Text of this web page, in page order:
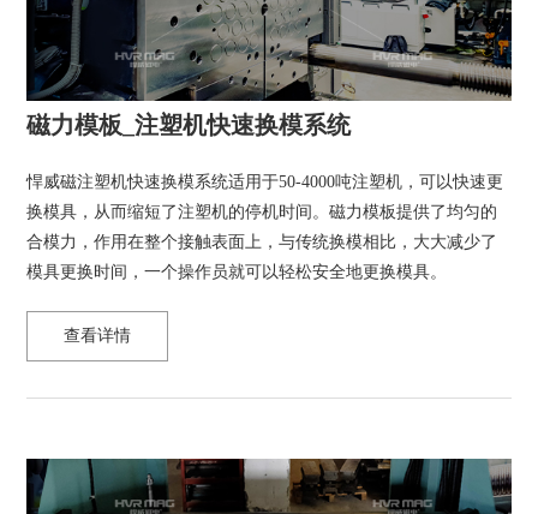
磁力模板_注塑机快速换模系统
悍威磁注塑机快速换模系统适用于50-4000吨注塑机，可以快速更
换模具，从而缩短了注塑机的停机时间。磁力模板提供了均匀的
合模力，作用在整个接触表面上，与传统换模相比，大大减少了
模具更换时间，一个操作员就可以轻松安全地更换模具。
查看详情